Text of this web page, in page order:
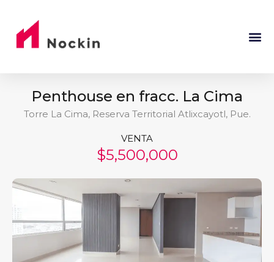
Penthouse en fracc. La Cima
Torre La Cima, Reserva Territorial Atlixcayotl, Pue.
VENTA
$5,500,000